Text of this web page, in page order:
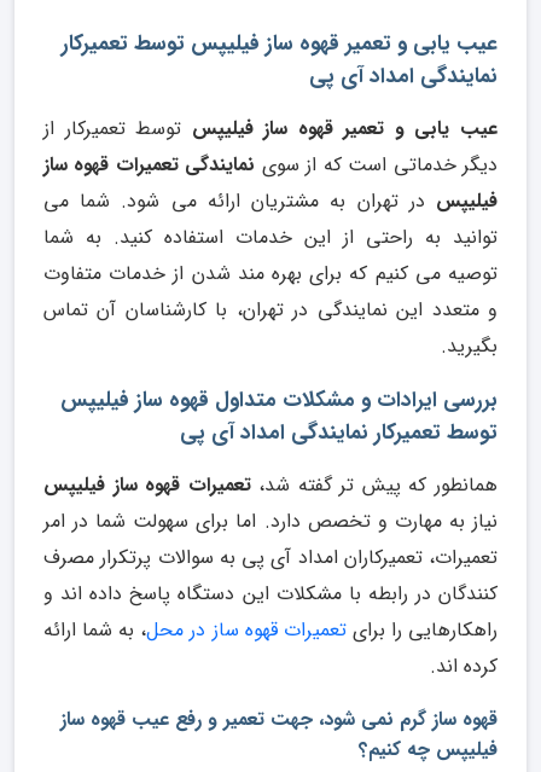
عیب یابی و تعمیر قهوه ساز فیلیپس توسط تعمیرکار
نمایندگی امداد آی پی
عیب یابی و تعمیر قهوه ساز فیلیپس توسط تعمیرکار از
دیگر خدماتی است که از سوی نمایندگی تعمیرات قهوه ساز
فیلیپس در تهران به مشتریان ارائه می شود. شما می
توانید به راحتی از این خدمات استفاده کنید. به شما
توصیه می کنیم که برای بهره مند شدن از خدمات متفاوت
و متعدد این نمایندگی در تهران، با کارشناسان آن تماس
بگیرید.
بررسی ایرادات و مشکلات متداول قهوه ساز فیلیپس
توسط تعمیرکار نمایندگی امداد آی پی
همانطور که پیش تر گفته شد،تعمیرات قهوه ساز فیلیپس
نیاز به مهارت و تخصص دارد. اما برای سهولت شما در امر
تعمیرات، تعمیرکاران امداد آی پی به سوالات پرتکرار مصرف
کنندگان در رابطه با مشکلات این دستگاه پاسخ داده اند و
راهکارهایی را برایتعمیرات قهوه ساز در محل، به شما ارائه
کرده اند.
قهوه ساز گرم نمی شود، جهت تعمیر و رفع عیب قهوه ساز
فیلیپس چه کنیم؟